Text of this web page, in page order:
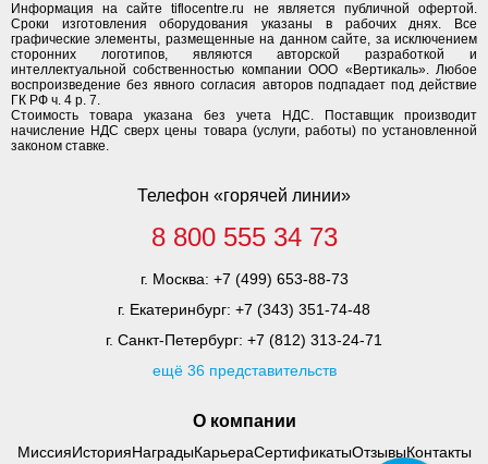
О компании
МиссияИсторияНаградыКарьераСертификатыОтзывыКонтакты
Информация на сайте tiflocentre.ru не является публичной офертой.
Сроки изготовления оборудования указаны в рабочих днях. Все
графические элементы, размещенные на данном сайте, за исключением
сторонних логотипов, являются авторской разработкой и
интеллектуальной собственностью компании ООО «Вертикаль». Любое
воспроизведение без явного согласия авторов подпадает под действие
ГК РФ ч. 4 р. 7.
Стоимость товара указана без учета НДС. Поставщик производит
начисление НДС сверх цены товара (услуги, работы) по установленной
законом ставке.
Телефон «горячей линии»
8 800 555 34 73
г. Москва: +7 (499) 653-88-73
г. Екатеринбург: +7 (343) 351-74-48
г. Санкт-Петербург: +7 (812) 313-24-71
ещё 36 представительств